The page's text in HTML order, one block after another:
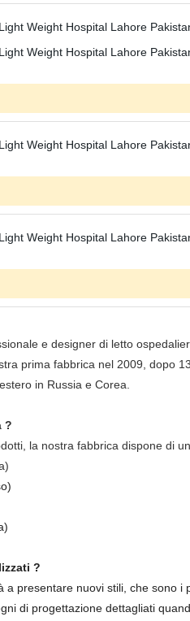
e designer di letto
prima fabbrica nel 2009, dopo
in Russia e Corea.
?
la nostra fabbrica dispone di
?
a presentare nuovi stili, che sono
di progettazione dettagliati